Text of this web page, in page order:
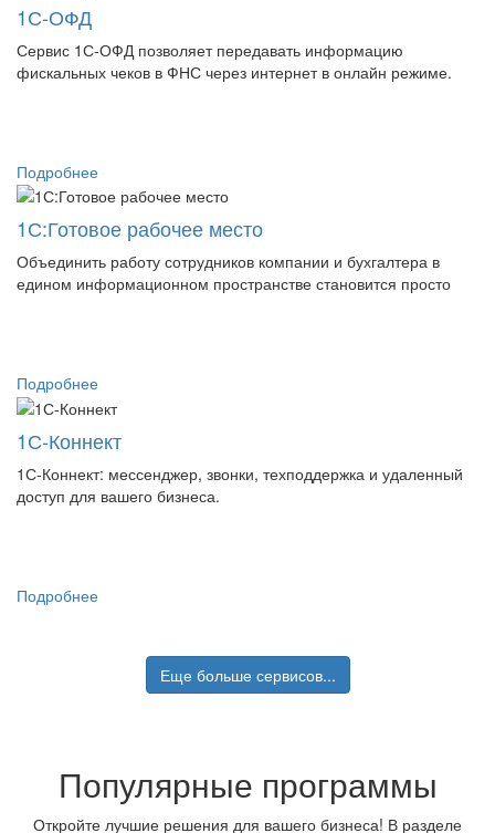
1С-ОФД
Сервис 1С-ОФД позволяет передавать информацию
фискальных чеков в ФНС через интернет в онлайн режиме.
Подробнее
1С:Готовое рабочее место
Объединить работу сотрудников компании и бухгалтера в
едином информационном пространстве становится просто
Подробнее
1С-Коннект
1С-Коннект: мессенджер, звонки, техподдержка и удаленный
доступ для вашего бизнеса.
Подробнее
Еще больше сервисов...
Популярные программы
Откройте лучшие решения для вашего бизнеса! В разделе